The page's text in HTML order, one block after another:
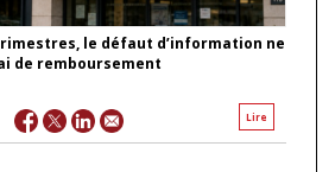
le défaut d’information ne
de remboursement
Lire